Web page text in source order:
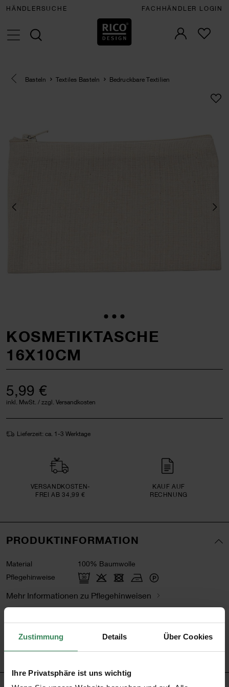
Zustimmung Details Über Cookies
Ihre Privatsphäre ist uns wichtig
HÄNDLERSUCHE FACHHÄNDLER LOGIN
Eine Kategorie zurück navigieren
Basteln Textiles Basteln Bedruckbare Textilien
KOSMETIKTASCHE
16X10CM
5,99 €
inkl. MwSt. / zzgl. Versandkosten
Lieferzeit: ca. 1-3 Werktage
VERSAND­KOSTEN­
FREI AB 34,99 €
KAUF AUF
RECHNUNG
PRODUKTINFORMATION
Material
100% Baumwolle
Pflegehinweise
Mehr Informationen zu Pflegehinweisen